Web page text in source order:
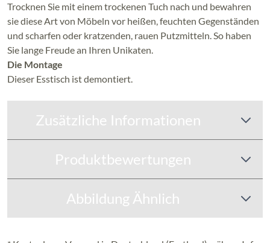
Trocknen Sie mit einem trockenen Tuch nach und bewahren
sie diese Art von Möbeln vor heißen, feuchten Gegenständen
und scharfen oder kratzenden, rauen Putzmitteln. So haben
Sie lange Freude an Ihren Unikaten.
Die Montage
Dieser Esstisch ist demontiert.
Zusätzliche Informationen
Produktbewertungen
Abbildung Ähnlich